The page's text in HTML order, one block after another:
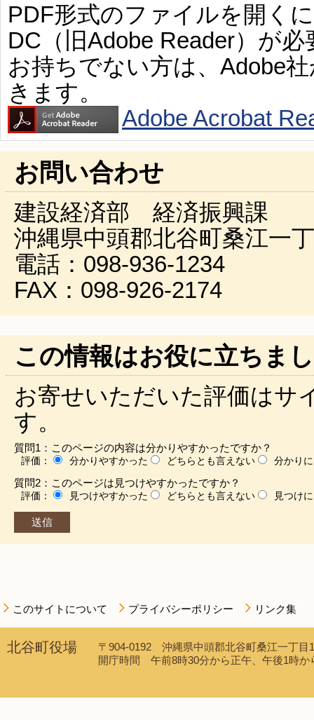
PDF形式のファイルを開く
DC（旧Adobe Reader）が必
お持ちでない方は、Adobe
きます。
Adobe Acrobat
お問い合わせ
建設経済部 経済振興課
沖縄県中頭郡北谷町桑江一
電話：098-936-1234
FAX：098-926-2174
この情報はお役に立ちま
お寄せいただいた評価はサ
す。
質問1：このページの内容は分かりやすかったですか？
評価： 分かりやすかった どちらとも言えない 分かり
質問2：このページは見つけやすかったですか？
評価： 見つけやすかった どちらとも言えない 見つけ
このサイトについて プライバシーポリシー リンク集
北谷町役場
〒904-0192 沖縄県中頭郡北谷町桑江一丁
開庁時間 午前8時30分から正午、午後1時か